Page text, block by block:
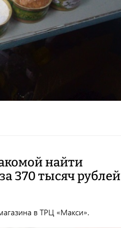
найти
370 тысяч рублей
в ТРЦ «Макси».